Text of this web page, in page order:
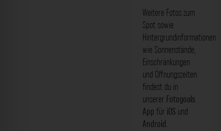
Weitere Fotos zum
Spot sowie
Hintergrundinformationen
wie Sonnenstände,
Einschränkungen
und Öffnungszeiten
findest du in
unserer Fotogoals
App für iOS und
Android.